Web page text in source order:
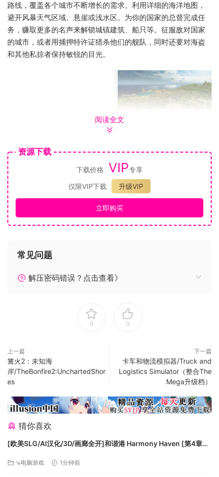
路线，覆盖各个城市不断增长的需求。利用详细的海洋地图，
避开风暴天气区域、悬崖或浅水区。为你的国家的总督完成任
务，赚取更多的名声来解锁城镇建筑、船只等。征服敌对国家
的城市，或者用捕押特许证猎杀他们的舰队，同时还要对海盗
和其他私掠者保持敏锐的目光。
战斗，利用战术性的船长调动，即使在最无望的情况下也能扭
转战局，取得辉煌的胜利。
操作系统:Windows 8.1 or Windows 10 (64bit
versions)
处理器:AMD or Intel, Intel Core i5 2400s @ 2.5
GHz or AMD FX 4100 @ 3.6
内存:8 GB RAM
显卡:nVidia GeForce GTX 680 or AMD Radeon
Shader Model 5.0)
DirectX 版本:11
阅读全文
资源下载
下载价格 VIP专享
仅限VIP下载
升级VIP
立即购买
常见问题
解压密码错误？点击查看》
0 0
上一篇
篝火2：未知海
岸/TheBonfire2:UnchartedShor
es
下一篇
卡车和物流模拟器/Truck and
Logistics Simulator（整合The
Mega升级档）
猜你喜欢
[欧美SLG/AI汉化/3D/画廊全开]和谐港 Harmony Haven [第4章
⇘电脑游戏 1分钟前